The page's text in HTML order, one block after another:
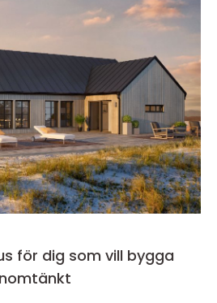
för dig som vill bygga